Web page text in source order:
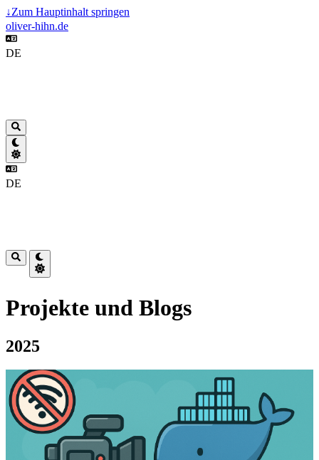
↓Zum Hauptinhalt springen
oliver-hihn.de
DE
DE
Projekte und Blogs
2025